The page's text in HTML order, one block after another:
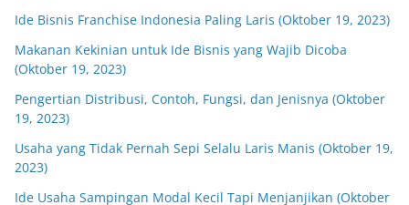
Ide Bisnis Franchise Indonesia Paling Laris (Oktober 19, 2023)
Makanan Kekinian untuk Ide Bisnis yang Wajib Dicoba
(Oktober 19, 2023)
Pengertian Distribusi, Contoh, Fungsi, dan Jenisnya (Oktober
19, 2023)
Usaha yang Tidak Pernah Sepi Selalu Laris Manis (Oktober 19,
2023)
Ide Usaha Sampingan Modal Kecil Tapi Menjanjikan (Oktober